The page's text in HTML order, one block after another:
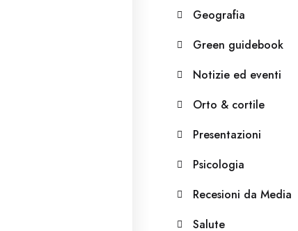
Geografia
Green guidebook
Notizie ed eventi
Orto & cortile
Presentazioni
Psicologia
Recesioni da Media
Salute